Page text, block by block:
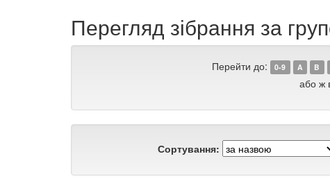
Перегляд зібрання за
Перейти до: 0-9 A B
або ж
Сортування: